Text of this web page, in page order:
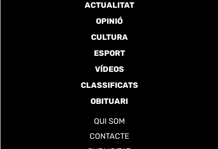
ACTUALITAT
OPINIÓ
CULTURA
ESPORT
VÍDEOS
CLASSIFICATS
OBITUARI
QUI SOM
CONTACTE